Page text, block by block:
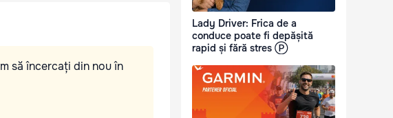
să încercați din nou în
Lady Driver: Frica de a
conduce poate fi depășită
rapid și fără stres Ⓟ